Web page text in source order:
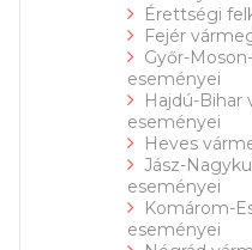
Érettségi
Fejér
Győr-
eseményei
Hajdú-Bihar
eseményei
Heves
Jász-
eseményei
Komárom-
eseményei